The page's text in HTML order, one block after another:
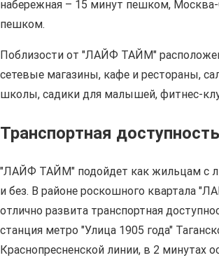
набережная – 15 минут пешком,
пешком.
Поблизости от "ЛАЙФ ТАЙМ"
сетевые магазины, кафе и рестораны,
школы, садики для малышей, фитнес-
Транспортная доступность
"ЛАЙФ ТАЙМ" подойдет как жильцам с
и без. В районе роскошного квартала
отлично развита транспортная
станция метро "Улица 1905 года"
Краснопресненской линии, в 2 минутах